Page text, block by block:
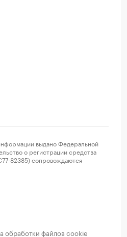
выдано Федеральной
о регистрации средства
82385) сопровождаются
обработки файлов cookie